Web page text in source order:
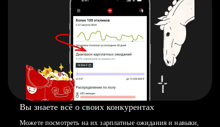
Вы знаете всё о своих конкурентах
Можете посмотреть на их зарплатные ожидания и навыки,